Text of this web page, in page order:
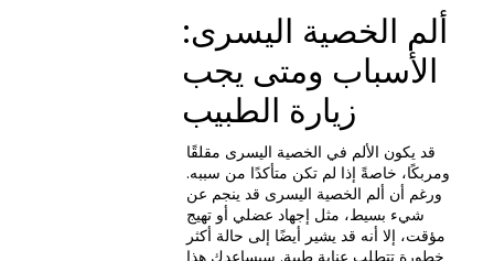
ألم الخصية اليسرى:
الأسباب ومتى يجب
زيارة الطبيب